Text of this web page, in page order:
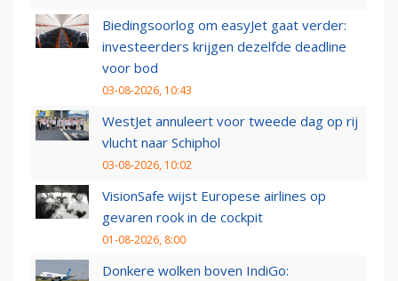
Biedingsoorlog om easyJet gaat verder:
investeerders krijgen dezelfde deadline
voor bod
03-08-2026, 10:43
WestJet annuleert voor tweede dag op rij
vlucht naar Schiphol
03-08-2026, 10:02
VisionSafe wijst Europese airlines op
gevaren rook in de cockpit
01-08-2026, 8:00
Donkere wolken boven IndiGo: